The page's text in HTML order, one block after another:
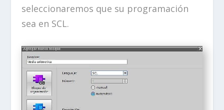
seleccionaremos que su programación
sea en SCL.